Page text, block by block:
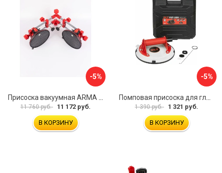
-5%
Присоска вакуумная ARMA P625A
11 760 руб. 11 172 руб.
В КОРЗИНУ
-5%
Помповая присоска для гладкой и шероховатой плитки DLT VST-209 1114
1 390 руб. 1 321 руб.
В КОРЗИНУ